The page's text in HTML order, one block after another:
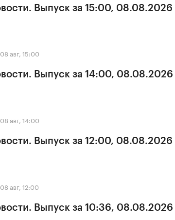
Выпуск за 15:00, 08.08.2026
08 авг, 15:00
Выпуск за 14:00, 08.08.2026
08 авг, 14:00
Выпуск за 12:00, 08.08.2026
08 авг, 12:00
Выпуск за 10:36, 08.08.2026